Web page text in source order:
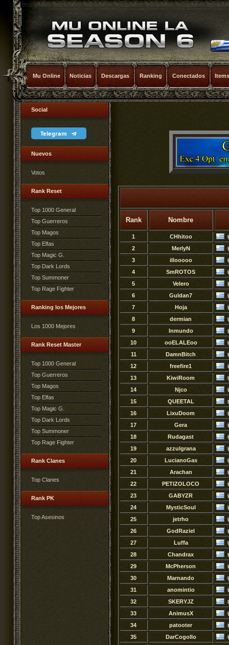
Mu Online Noticias Descargas Ranking Conectados Items
Social
Telegram
Nuevos
Votos
Rank Reset
Top 1000 General
Top Guerreros
Top Magos
Top Elfas
Top Magic G.
Top Dark Lords
Top Summoner
Top Rage Fighter
Ranking los Mejores
Los 1000 Mejores
Rank Reset Master
Top 1000 General
Top Guerreros
Top Magos
Top Elfas
Top Magic G.
Top Dark Lords
Top Summoner
Top Rage Fighter
Rank Clanes
Top Clanes
Rank PK
Top Asesinos
Rank Nombre
1 CHhitoo
2
MerlyN
3
illooooo
4
SmROTOS
5
Velero
6
Guldan7
7
Hoja
8
dermian
9
Inmundo
10
ooELALEoo
11
DamnBitch
12
freefire1
13
KiwiRoom
14
Njco
15
QUEETAL
16
LixuDoom
17
Gera
18
Rudagast
19
azzulgrana
20
LucianoGas
21
Arachan
22
PETIZOLOCO
23
GABYZR
24
MysticSoul
25
jetrho
26
GodRaziel
27
Luffa
28
Chandrax
29
McPherson
30
Marnando
31
anomintio
32
SKERYJZ
33
AnimusX
34
patooter
35
DarCogollo